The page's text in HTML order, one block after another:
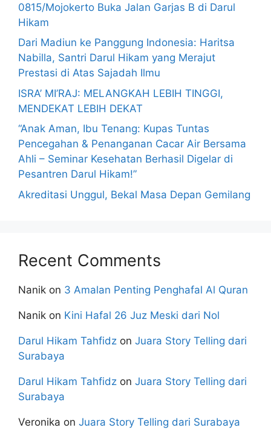
0815/Mojokerto Buka Jalan Garjas B di Darul
Hikam
Dari Madiun ke Panggung Indonesia: Haritsa
Nabilla, Santri Darul Hikam yang Merajut
Prestasi di Atas Sajadah Ilmu
ISRA’ MI’RAJ: MELANGKAH LEBIH TINGGI,
MENDEKAT LEBIH DEKAT
“Anak Aman, Ibu Tenang: Kupas Tuntas
Pencegahan & Penanganan Cacar Air Bersama
Ahli – Seminar Kesehatan Berhasil Digelar di
Pesantren Darul Hikam!”
Akreditasi Unggul, Bekal Masa Depan Gemilang
Recent Comments
Nanik on 3 Amalan Penting Penghafal Al Quran
Nanik on Kini Hafal 26 Juz Meski dari Nol
Darul Hikam Tahfidz on Juara Story Telling dari
Surabaya
Darul Hikam Tahfidz on Juara Story Telling dari
Surabaya
Veronika on Juara Story Telling dari Surabaya